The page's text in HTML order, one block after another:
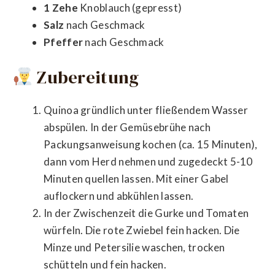
1 Zehe Knoblauch (gepresst)
Salz nach Geschmack
Pfeffernach Geschmack
Zubereitung
Quinoa gründlich unter fließendem Wasser
abspülen. In der Gemüsebrühe nach
Packungsanweisung kochen (ca. 15 Minuten),
dann vom Herd nehmen und zugedeckt 5-10
Minuten quellen lassen. Mit einer Gabel
auflockern und abkühlen lassen.
In der Zwischenzeit die Gurke und Tomaten
würfeln. Die rote Zwiebel fein hacken. Die
Minze und Petersilie waschen, trocken
schütteln und fein hacken.